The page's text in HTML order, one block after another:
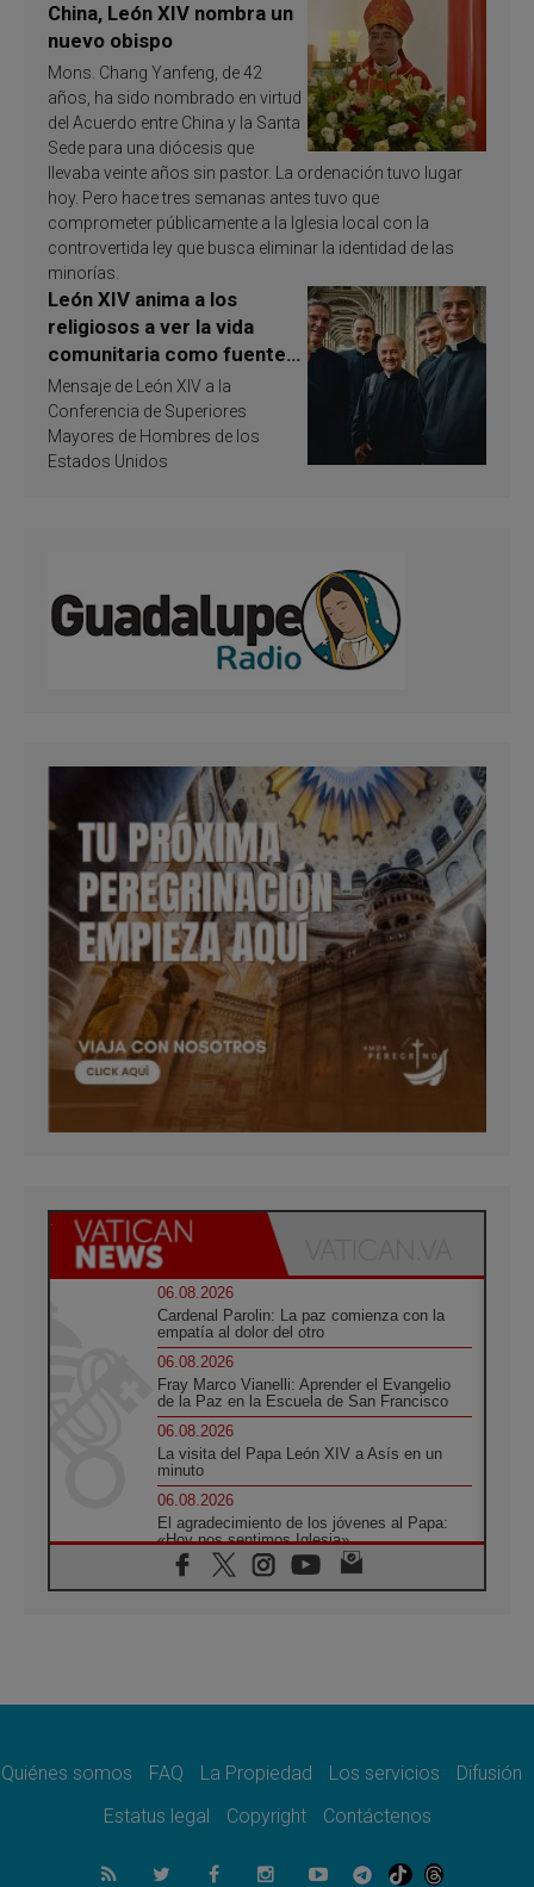
China, León XIV nombra un
nuevo obispo
Mons. Chang Yanfeng, de 42
años, ha sido nombrado en virtud
del Acuerdo entre China y la Santa
Sede para una diócesis que
llevaba veinte años sin pastor. La ordenación tuvo lugar
hoy. Pero hace tres semanas antes tuvo que
comprometer públicamente a la Iglesia local con la
controvertida ley que busca eliminar la identidad de las
minorías.
León XIV anima a los
religiosos a ver la vida
comunitaria como fuente
de inspiración y
santificación
Mensaje de León XIV a la
Conferencia de Superiores
Mayores de Hombres de los
Estados Unidos
06.08.2026
Cardenal Parolin: La paz comienza con la
empatía al dolor del otro
06.08.2026
Fray Marco Vianelli: Aprender el Evangelio
de la Paz en la Escuela de San Francisco
06.08.2026
La visita del Papa León XIV a Asís en un
minuto
06.08.2026
El agradecimiento de los jóvenes al Papa:
«Hoy nos sentimos Iglesia»
06.08.2026
Líbano: Reanudan los coloquios en Roma en
paz
Sturla: La visita de León XIV será una buena
noticia para todo el Uruguay
06.08.2026
Quiénes somos FAQ La Propiedad Los servicios
Difusión
Estatus legal
Copyright Contáctenos